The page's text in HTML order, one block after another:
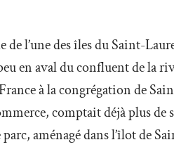
l’une des îles du Saint-
en aval du confluent de la
à la congrégation de
comptait déjà plus
aménagé dans l’îlot de